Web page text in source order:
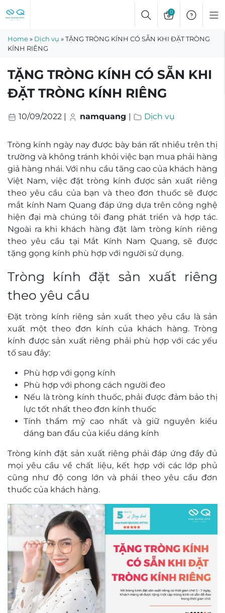
to
0
Home» Dịch vụ »TẶNG TRÒNG KÍNH CÓ SẴN KHI ĐẶT TRÒNG
KÍNH RIÊNG
TẶNG TRÒNG KÍNH CÓ SẴN KHI
ĐẶT TRÒNG KÍNH RIÊNG
10/09/2022 | namquang | Dịch vụ
Tròng kính ngày nay được bày bán rất nhiều trên thị
trường và không tránh khỏi việc bạn mua phải hàng
giả hàng nhái. Với nhu cầu tăng cao của khách hàng
Việt Nam, việc đặt tròng kính được sản xuất riêng
theo yêu cầu của bạn và theo đơn thuốc sẽ được
mắt kính Nam Quang đáp ứng dựa trên công nghệ
hiện đại mà chúng tôi đang phát triển và hợp tác.
Ngoài ra khi khách hàng đặt làm tròng kính riêng
theo yêu cầu tại Mắt Kính Nam Quang, sẽ được
tặng gọng kính phù hợp với người sử dụng.
Tròng kính đặt sản xuất riêng
theo yêu cầu
Đặt tròng kính riêng sản xuất theo yêu cầu là sản
xuất một theo đơn kính của khách hàng. Tròng
kính được sản xuất riêng phải phù hợp với các yếu
tố sau đây:
Phù hợp với gọng kính
Phù hợp với phong cách người đeo
Nếu là tròng kính thuốc, phải được đảm bảo thị
lực tốt nhất theo đơn kính thuốc
Tính thẩm mỹ cao nhất và giữ nguyên kiểu
dáng ban đầu của kiểu dáng kính
Tròng kính đặt sản xuất riêng phải đáp ứng đầy đủ
mọi yêu cầu về chất liệu, kết hợp với các lớp phủ
cũng như độ cong lớn và phải theo yêu cầu đơn
thuốc của khách hàng.